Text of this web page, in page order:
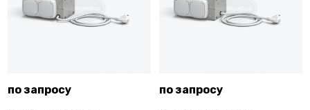
по запросу по запросу